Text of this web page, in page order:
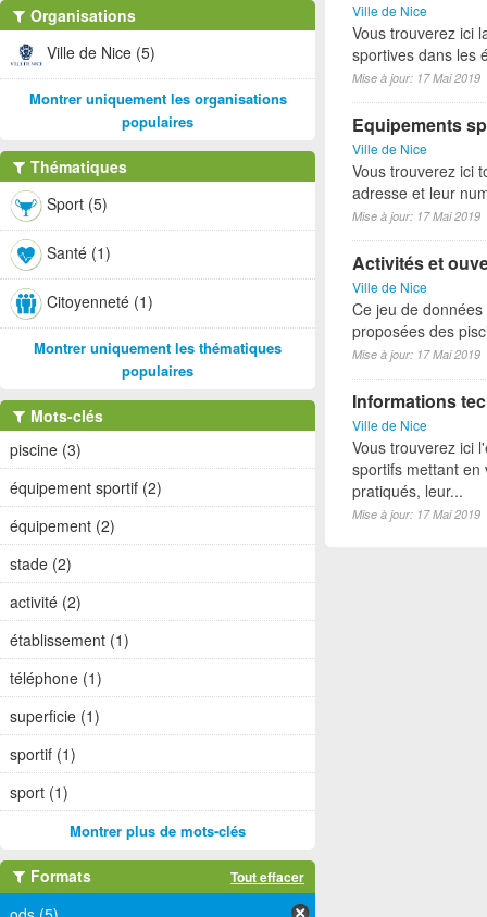
Ville de Nice
Vous trouverez ici
sportives dans les
Mise à jour: 17 Mai 2019
Equipements
Ville de Nice
Vous trouverez ici
adresse et leur
Mise à jour: 17 Mai 2019
Activités et
Ville de Nice
Ce jeu de
proposées des
Mise à jour: 17 Mai 2019
Informations
Ville de Nice
Vous trouverez ici
sportifs mettant en
pratiqués, leur...
Mise à jour: 17 Mai 2019
Organisations
Ville de Nice (5)
Montrer uniquement les organisations
populaires
Thématiques
Sport (5)
Santé (1)
Citoyenneté (1)
Montrer uniquement les thématiques
populaires
Mots-clés
piscine (3)
équipement sportif (2)
équipement (2)
stade (2)
activité (2)
établissement (1)
téléphone (1)
superficie (1)
sportif (1)
sport (1)
Montrer plus de mots-clés
Formats Tout effacer